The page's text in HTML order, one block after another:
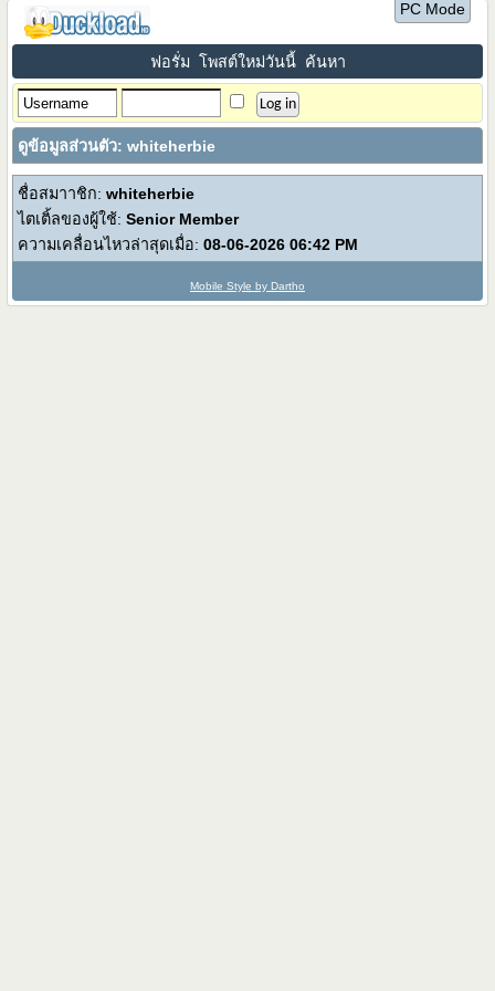
PC Mode
ฟอรั่ม โพสต์ใหม่วันนี้ ค้นหา
ดูข้อมูลส่วนตัว: whiteherbie
ชื่อสมาาชิก:whiteherbie
ไตเติ้ลของผู้ใช้:Senior Member
ความเคลื่อนไหวล่าสุดเมื่อ: 08-06-202606:42 PM
Mobile Style by Dartho